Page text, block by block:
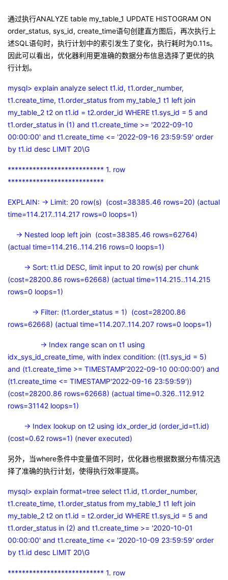
通过执行ANALYZE table my_table_1 UPDATE HISTOGRAM ON
order_status, sys_id, create_time语句创建直方图后，再次执行上
述SQL 语句时，执行计划中的索引发生了变化，执行耗时为0.11s。
因此可以看出，优化器利用更准确的数据分布信息选择了更优的执
行计划。
mysql> explain analyze select t1.id, t1.order_number,
t1.create_time, t1.order_status from my_table_1 t1 left join
my_table_2 t2 on t1.id = t2.order_id WHERE t1.sys_id = 5 and
t1.order_status in (1) and t1.create_time >= '2022-09-10
00:00:00' and t1.create_time <= '2022-09-16 23:59:59' order
by t1.id desc LIMIT 20\G
*************************** 1. row
***************************
EXPLAIN: -> Limit: 20 row(s) (cost=38385.46 rows=20) (actual
time=114.217..114.217 rows=0 loops=1)
-> Nested loop left join (cost=38385.46 rows=62764)
(actual time=114.216..114.216 rows=0 loops=1)
-> Sort: t1.id DESC, limit input to 20 row(s) per chunk
(cost=28200.86 rows=62668) (actual time=114.215..114.215
rows=0 loops=1)
-> Filter: (t1.order_status = 1) (cost=28200.86
rows=62668) (actual time=114.207..114.207 rows=0 loops=1)
-> Index range scan on t1 using
idx_sys_id_create_time, with index condition: ((t1.sys_id = 5)
and (t1.create_time >= TIMESTAMP'2022-09-10 00:00:00') and
(t1.create_time <= TIMESTAMP'2022-09-16 23:59:59'))
(cost=28200.86 rows=62668) (actual time=0.326..112.912
rows=31142 loops=1)
-> Index lookup on t2 using idx_order_id (order_id=t1.id)
(cost=0.62 rows=1) (never executed)
另外，当where条件中变量值不同时，优化器也根据数据分布情况选
择了准确的执行计划，使得执行效率提高。
mysql> explain format=tree select t1.id, t1.order_number,
t1.create_time, t1.order_status from my_table_1 t1 left join
my_table_2 t2 on t1.id = t2.order_id WHERE t1.sys_id = 5 and
t1.order_status in (2) and t1.create_time >= '2020-10-01
00:00:00' and t1.create_time <= '2020-10-09 23:59:59' order
by t1.id desc LIMIT 20\G
*************************** 1. row